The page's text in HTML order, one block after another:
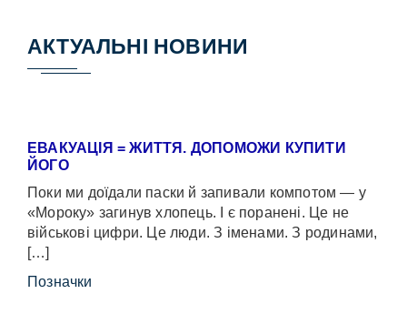
АКТУАЛЬНІ НОВИНИ
ЕВАКУАЦІЯ = ЖИТТЯ. ДОПОМОЖИ КУПИТИ
ЙОГО
Поки ми доїдали паски й запивали компотом — у
«Мороку» загинув хлопець. І є поранені. Це не
військові цифри. Це люди. З іменами. З родинами,
[…]
Позначки